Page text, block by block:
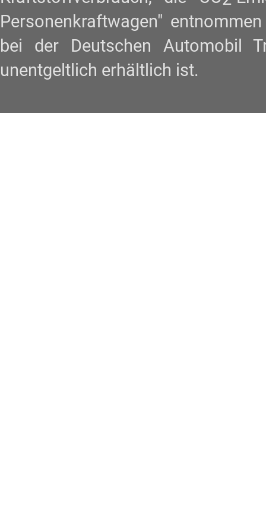
Personenkraftwagen"
bei der Deutschen Automobil
unentgeltlich erhältlich ist.